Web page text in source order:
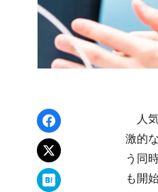
Facebookでシェ
xでポスト
はてなブックマ
人
激的
う同
も開